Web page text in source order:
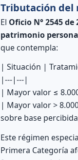
Tributación del
El Oficio N° 2545 de
patrimonio
que contempla:
| Situación |
|---|---|
| Mayor valor ≤
| Mayor valor >
sobre base
Este régimen
Primera Categoría